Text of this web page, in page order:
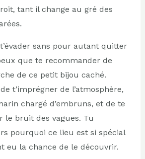
tant il change au gré des
sans pour autant quitter
que te recommander de
de ce petit bijou caché.
t’imprégner de l’atmosphère,
chargé d’embruns, et de te
le bruit des vagues. Tu
pourquoi ce lieu est si spécial
eu la chance de le découvrir.